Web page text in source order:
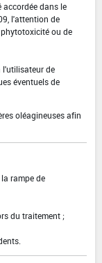
dans le
l'attention de
ou de
l'utilisateur de
éventuels de
oléagineuses afin
rampe de
du traitement ;